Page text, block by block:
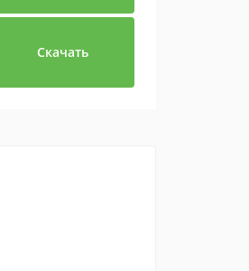
Скачать